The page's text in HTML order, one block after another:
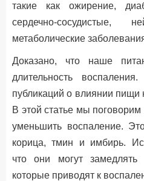
такие как ожирение,
сердечно-сосудистые,
метаболические
Доказано, что наше
длительность
публикаций о влиянии пищи
В этой статье мы
уменьшить воспаление.
корица, тмин и имбирь.
что они могут
которые приводят к